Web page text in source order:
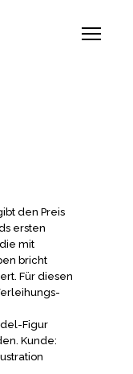
den Preis
ersten
mit
bricht
Für diesen
Figur
Kunde: